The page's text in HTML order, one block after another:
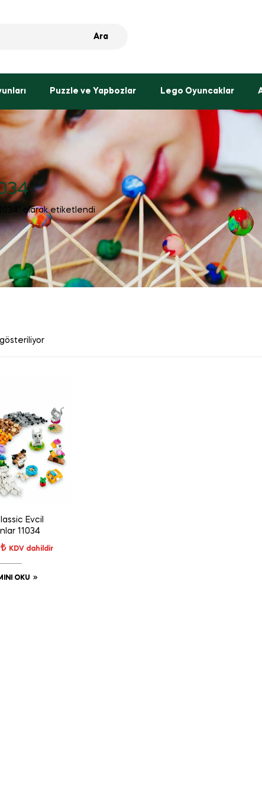
Ara
Puzzle ve Yapbozlar Lego Oyuncaklar
olarak etiketlendi
gösteriliyor
Evcil
11034
₺ KDV dahildir
OKU